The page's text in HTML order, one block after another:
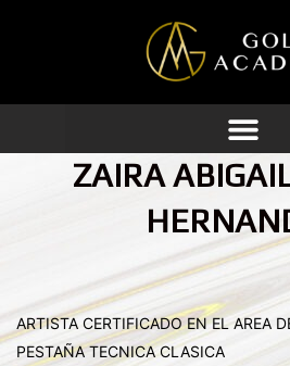
contenido
ZAIRA
ARTISTA CERTIFICADO EN EL AREA
PESTAÑA TECNICA CLASICA